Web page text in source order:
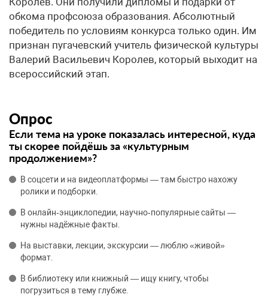
обкома профсоюза образования. Абсолютный
победитель по условиям конкурса только один. Им
признан пугачевский учитель физической культуры
Валерий Васильевич Королев, который выходит на
всероссийский этап.
Опрос
Если тема на уроке показалась интересной, куда
ты скорее пойдёшь за «культурным
продолжением»?
В соцсети и на видеоплатформы — там быстро нахожу
ролики и подборки.
В онлайн‑энциклопедии, научно‑популярные сайты —
нужны надёжные факты.
На выставки, лекции, экскурсии — люблю «живой»
формат.
В библиотеку или книжный — ищу книгу, чтобы
погрузиться в тему глубже.